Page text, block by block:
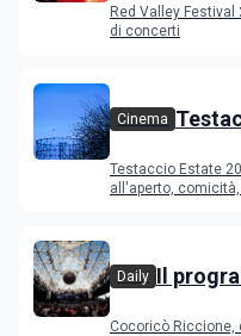
Red Valley
di concerti
Cinema
Testaccio Estate
all'aperto,
Daily Il
Cocoricò Riccione,